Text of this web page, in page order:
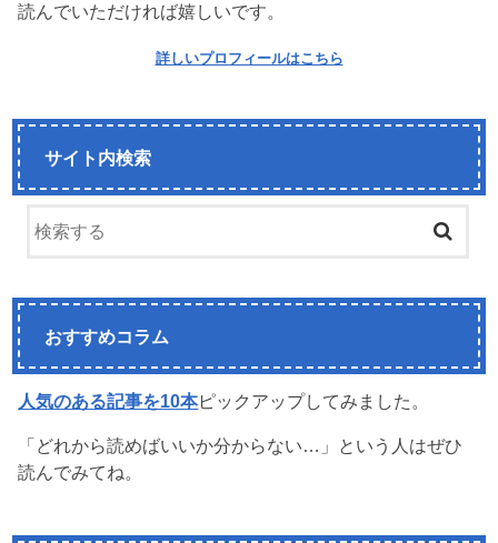
読んでいただければ嬉しいです。
詳しいプロフィールはこちら
サイト内検索
おすすめコラム
人気のある記事を10本ピックアップしてみました。
「どれから読めばいいか分からない…」という人はぜひ
読んでみてね。